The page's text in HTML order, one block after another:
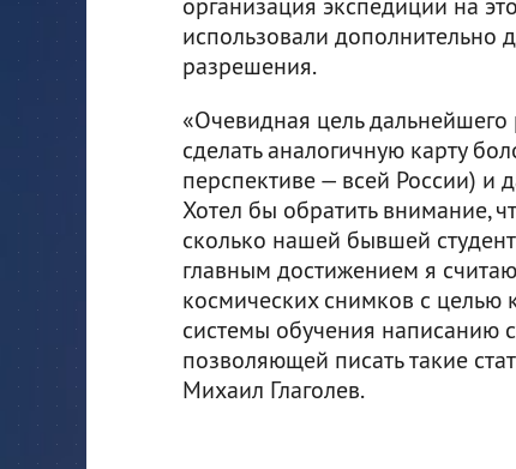
использовали дополнительно
разрешения.
«Очевидная цель дальнейшего
сделать аналогичную карту
перспективе — всей России) и
Хотел бы обратить внимание,
сколько нашей бывшей
главным достижением я
космических снимков с целью
системы обучения написанию
позволяющей писать такие
Михаил Глаголев.